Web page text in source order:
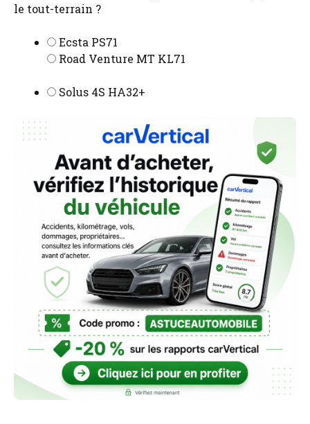
le tout-terrain ?
Ecsta PS71
Road Venture MT KL71
Solus 4S HA32+